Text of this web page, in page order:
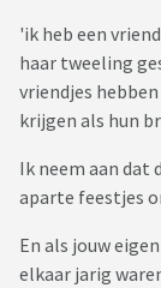
'ik heb een
haar tweeling
vriendjes
krijgen als hun
Ik neem aan dat
aparte feestjes
En als jouw
elkaar jarig